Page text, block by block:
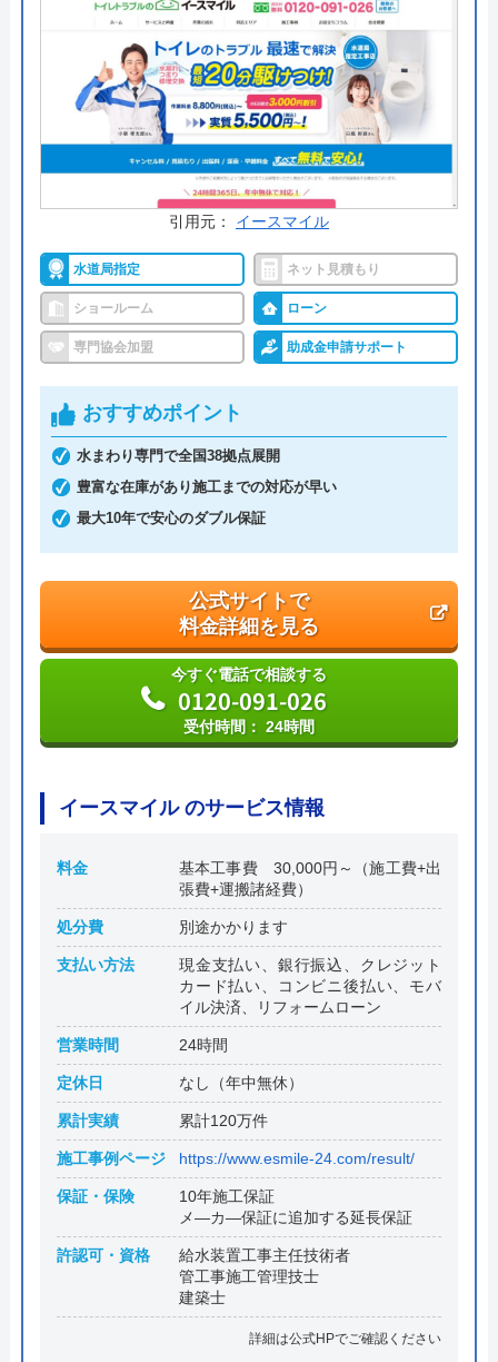
料金詳細を見る
今すぐ電話で相談する
0120-329-550
受付時間： ―
運営会社 翼住宅設備
代表者
創業・設立 ―
本社所在地
〒558-0032
大阪府大阪市住吉区遠里小野6丁目15
番5号
引用元： イースマイル
水道局指定 ネット見積もり
ショールーム ローン
専門協会加盟 助成金申請サポート
おすすめポイント
水まわり専門で全国38拠点展開
豊富な在庫があり施工までの対応が早い
最大10年で安心のダブル保証
公式サイトで
料金詳細を見る
今すぐ電話で相談する
0120-091-026
受付時間： 24時間
イースマイル のサービス情報
料金
基本工事費 30,000円～（施工費+出
張費+運搬諸経費）
処分費 別途かかります
支払い方法
現金支払い、銀行振込、クレジット
カード払い、コンビニ後払い、モバ
イル決済、リフォームローン
営業時間 24時間
定休日 なし（年中無休）
累計実績 累計120万件
施工事例ページ https://www.esmile-24.com/result/
保証・保険
10年施工保証
メ―カ―保証に追加する延長保証
許認可・資格
給水装置工事主任技術者
管工事施工管理技士
建築士
詳細は公式HPでご確認ください